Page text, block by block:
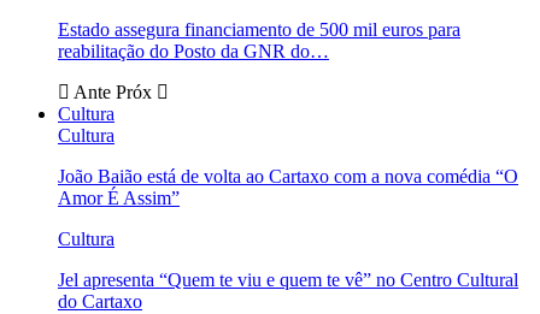
Estado assegura financiamento de 500 mil euros para
reabilitação do Posto da GNR do…
Ante Próx
Cultura
Cultura
João Baião está de volta ao Cartaxo com a nova comédia “O
Amor É Assim”
Cultura
Jel apresenta “Quem te viu e quem te vê” no Centro Cultural
do Cartaxo